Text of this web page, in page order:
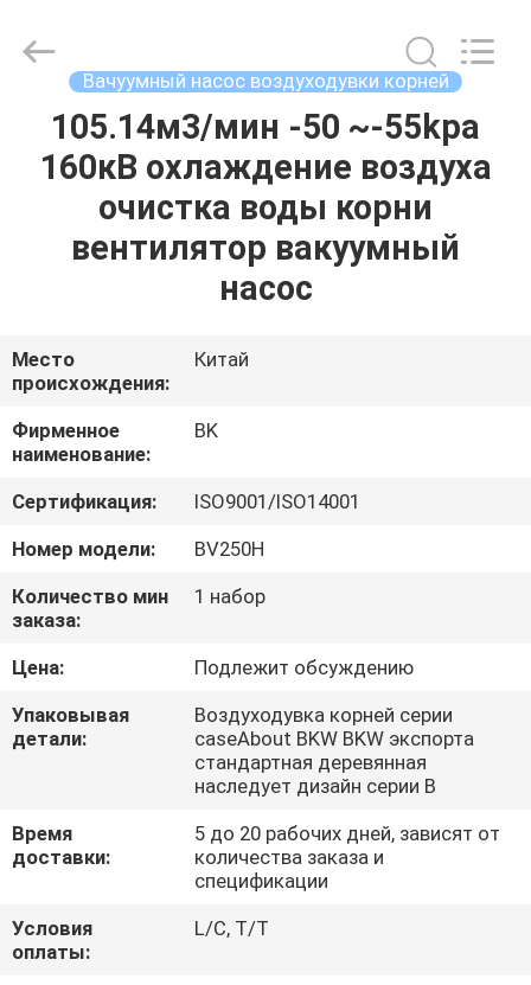
ДОМ
ПРОДУКТЫ
О
НАС
ПУТЕШЕСТВИЕ
ФАБРИКИ
ПРОВЕРКА
КАЧЕСТВА
СВЯЖИТЕСЬ
МЫ
СПРОСИТЕ
ЦИТАТУ
COMPANY
(Jiangsu)
Вачуумный насос воздуходувки корней
105.14м3/мин -50 ~-55kpa
160кВ охлаждение воздуха
очистка воды корни
вентилятор вакуумный
насос
Место
происхождения:
Китай
Фирменное
наименование:
BK
Сертификация:
ISO9001/ISO14001
Номер модели:
BV250H
Количество мин
заказа:
1 набор
Цена:
Подлежит обсуждению
Упаковывая
детали:
Воздуходувка корней серии
caseAbout BKW BKW экспорта
стандартная деревянная
наследует дизайн серии B
Время
доставки:
5 до 20 рабочих дней, зависят от
количества заказа и
спецификации
Условия
оплаты:
L/C, T/T